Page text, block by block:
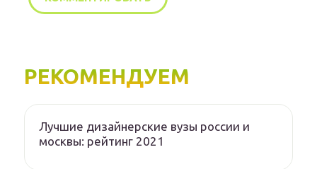
РЕКОМЕНДУЕМ
Лучшие дизайнерские вузы россии и
москвы: рейтинг 2021